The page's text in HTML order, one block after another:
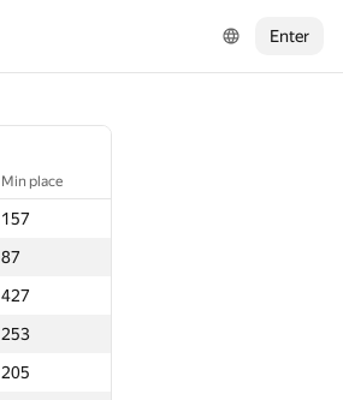
Enter
Min place
157
87
427
253
205